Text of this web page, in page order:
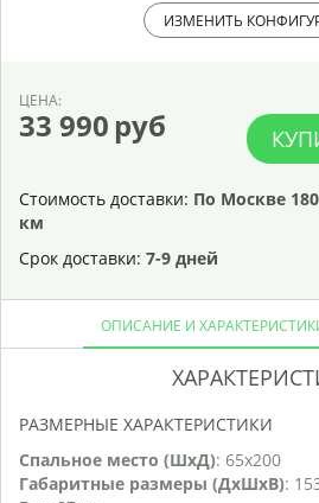
ИЗМЕНИТЬ
ЦЕНА:
33 990 руб
Стоимость доставки: По Москве
км
Срок доставки: 7-9 дней
ОПИСАНИЕ И
РАЗМЕРНЫЕ ХАРАКТЕРИСТИКИ
Спальное место (ШхД): 65х200
Габаритные размеры (ДхШхВ):